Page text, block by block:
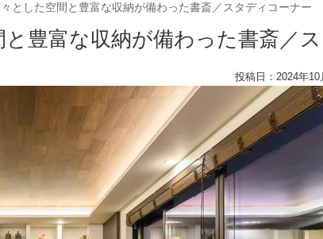
とした空間と豊富な収納が備わった書斎／スタディコーナー
豊富な収納が備わった書斎／
投稿日：2024年10